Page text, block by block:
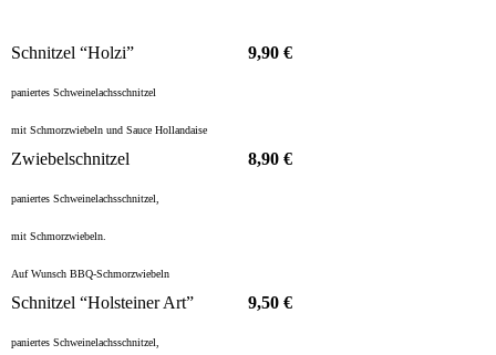
Schnitzel “Holzi”
paniertes Schweinelachsschnitzel
mit Schmorzwiebeln und Sauce Hollandaise
9,90 €
Zwiebelschnitzel
paniertes Schweinelachsschnitzel,
mit Schmorzwiebeln.
Auf Wunsch BBQ-Schmorzwiebeln
8,90 €
Schnitzel “Holsteiner Art”
paniertes Schweinelachsschnitzel,
9,50 €